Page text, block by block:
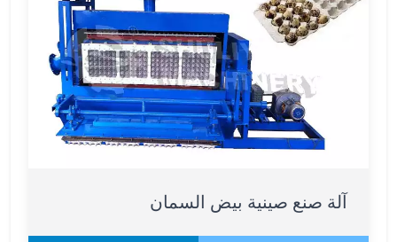
آلة صنع صينية بيض السمان